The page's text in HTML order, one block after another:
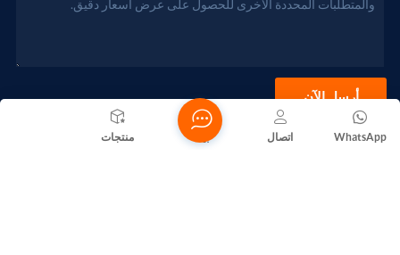
أرسل الآن
منتجات WhatsApp اتصال